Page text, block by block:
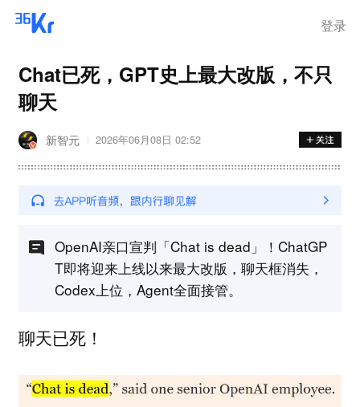
登录
Chat已死，GPT史上最大改版，不只
聊天
新智元 2026年06月08日 02:52
OpenAI亲口宣判「Chat is dead」！ChatGP
T即将迎来上线以来最大改版，聊天框消失，
Codex上位，Agent全面接管。
聊天已死！